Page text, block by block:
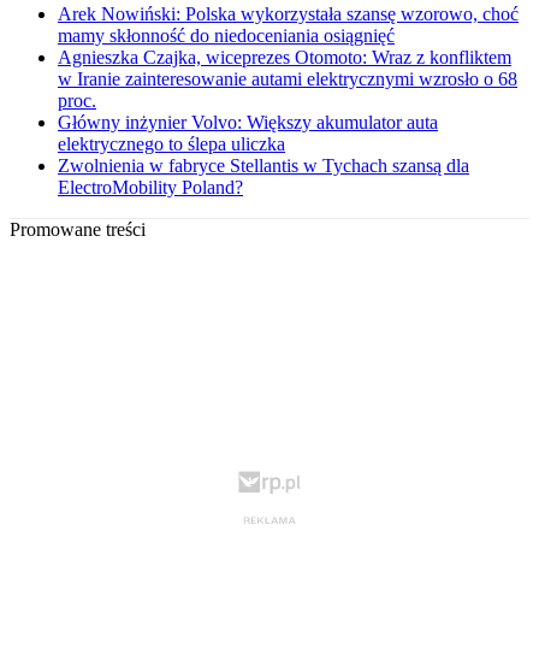
Arek Nowiński: Polska wykorzystała szansę wzorowo, choć
mamy skłonność do niedoceniania osiągnięć
Agnieszka Czajka, wiceprezes Otomoto: Wraz z konfliktem
w Iranie zainteresowanie autami elektrycznymi wzrosło o 68
proc.
Główny inżynier Volvo: Większy akumulator auta
elektrycznego to ślepa uliczka
Zwolnienia w fabryce Stellantis w Tychach szansą dla
ElectroMobility Poland?
Promowane treści